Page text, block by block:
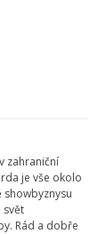
zahraniční
je vše okolo
showbyznysu
svět
Rád a dobře